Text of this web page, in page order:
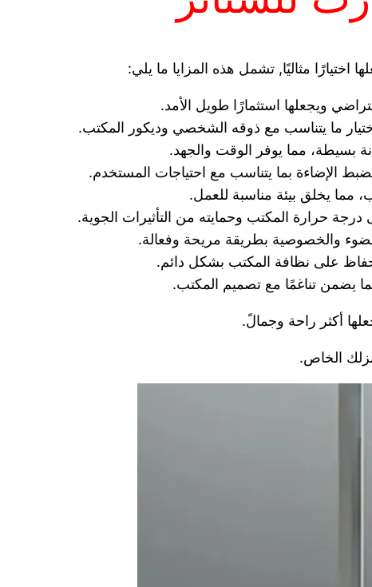
مثاليًا, تشمل هذه المزايا ما يلي:
ويجعلها استثمارًا طويل الأمد.
ما يتناسب مع ذوقه الشخصي وديكور المكتب.
بسيطة، مما يوفر الوقت والجهد.
الإضاءة بما يتناسب مع احتياجات المستخدم.
مما يخلق بيئة مناسبة للعمل.
حرارة المكتب وحمايته من التأثيرات الجوية.
والخصوصية بطريقة مريحة وفعالة.
على نظافة المكتب بشكل دائم.
يضمن تناغمًا مع تصميم المكتب.
أكثر راحة وجمالً.
الخاص.